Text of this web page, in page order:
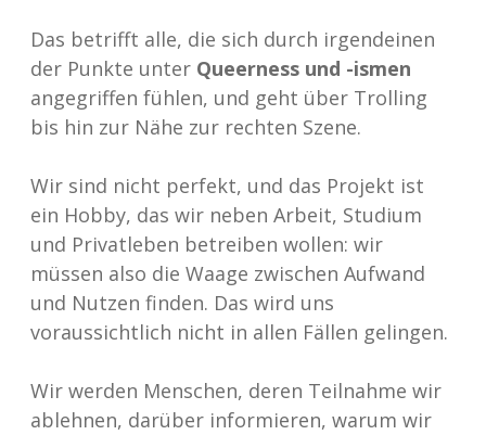
Das betrifft alle, die sich durch irgendeinen
der Punkte unter Queerness und -ismen
angegriffen fühlen, und geht über Trolling
bis hin zur Nähe zur rechten Szene.
Wir sind nicht perfekt, und das Projekt ist
ein Hobby, das wir neben Arbeit, Studium
und Privatleben betreiben wollen: wir
müssen also die Waage zwischen Aufwand
und Nutzen finden. Das wird uns
voraussichtlich nicht in allen Fällen gelingen.
Wir werden Menschen, deren Teilnahme wir
ablehnen, darüber informieren, warum wir